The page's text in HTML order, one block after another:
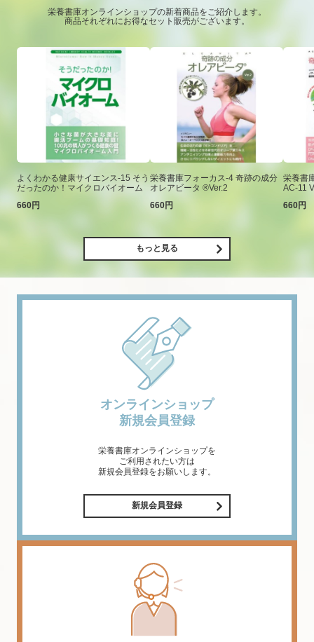
栄養書庫オンラインショップの新着商品をご紹介します。
商品それぞれにお得なセット販売がございます。
よくわかる健康サイエンス-15 そう
だったのか！マイクロバイオーム
660円
栄養書庫フォーカス-4 奇跡の成分
オレアビータ ®Ver.2
660円
栄養書
AC-11
660円
もっと見る
オンラインショップ
新規会員登録
栄養書庫オンラインショップを
ご利用されたい方は
新規会員登録をお願いします。
新規会員登録